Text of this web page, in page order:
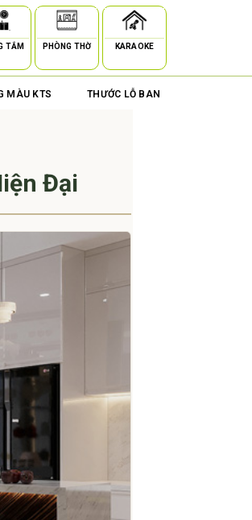
TẮM PHÒNG THỜ KARAOKE
MÀU KTS THƯỚC LỖ BAN
Đại